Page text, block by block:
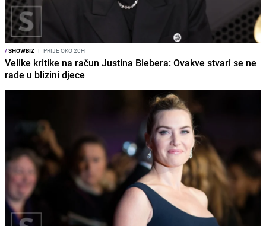
/SHOWBIZ I PRIJE OKO 20H
Velike kritike na račun Justina Biebera: Ovakve stvari se ne
rade u blizini djece